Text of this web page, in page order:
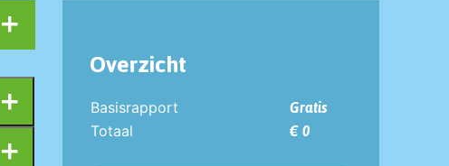
Overzicht
Basisrapport
Gratis
Totaal
€ 0